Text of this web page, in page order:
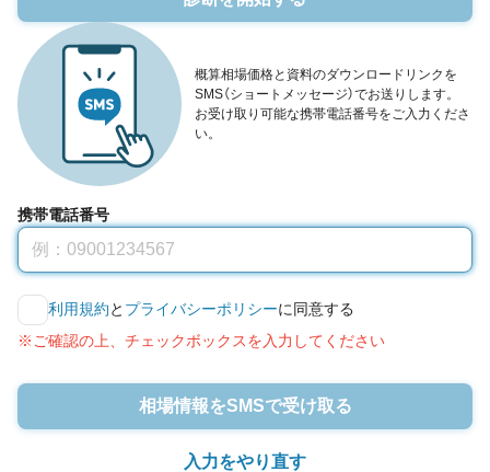
概算相場価格と資料のダウンロードリンクを
SMS（ショートメッセージ）でお送りします。
お受け取り可能な携帯電話番号をご入力くださ
い。
携帯電話番号
利用規約と プライバシーポリシーに同意する
※ご確認の上、チェックボックスを入力してください
相場情報をSMSで受け取る
入力をやり直す